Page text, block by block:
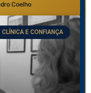
Coelho
CLÍNICA E CONFIANÇA